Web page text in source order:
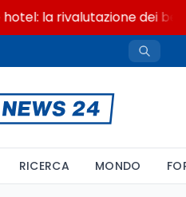
la rivalutazione dei
RICERCA MONDO